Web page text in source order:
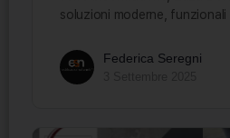
soluzioni moderne,
Federica Seregni